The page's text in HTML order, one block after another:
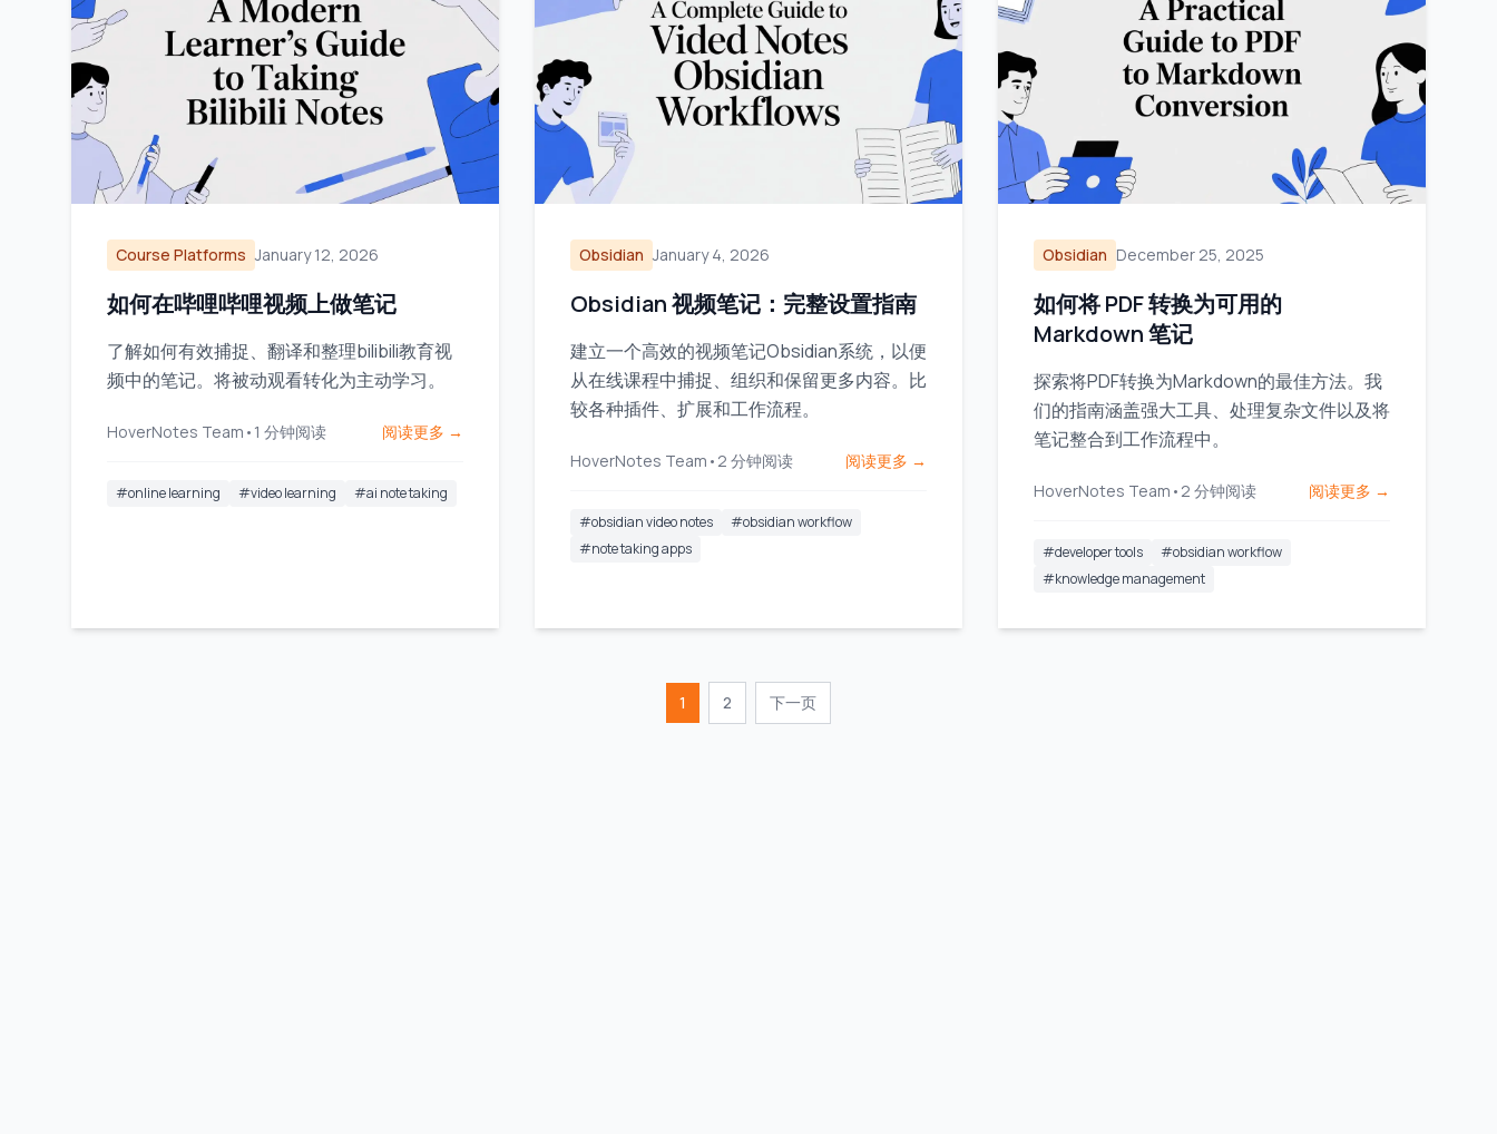
Course Platforms January 12, 2026
如何在哔哩哔哩视频上做笔记
了解如何有效捕捉、翻译和整理bilibili教育视
频中的笔记。将被动观看转化为主动学习。
HoverNotes Team • 1 分钟阅读 阅读更多 →
#online learning #video learning #ai note taking
Obsidian January 4, 2026
Obsidian 视频笔记：完整设置指南
建立一个高效的视频笔记Obsidian系统，以便
从在线课程中捕捉、组织和保留更多内容。比
较各种插件、扩展和工作流程。
HoverNotes Team • 2 分钟阅读 阅读更多 →
#obsidian video notes #obsidian workflow
#note taking apps
Obsidian December 25, 2025
如何将 PDF 转换为可用的
Markdown 笔记
探索将PDF转换为Markdown的最佳方法。我
们的指南涵盖强大工具、处理复杂文件以及将
笔记整合到工作流程中。
HoverNotes Team • 2 分钟阅读 阅读更多 →
#developer tools #obsidian workflow
#knowledge management
1 2 下一页